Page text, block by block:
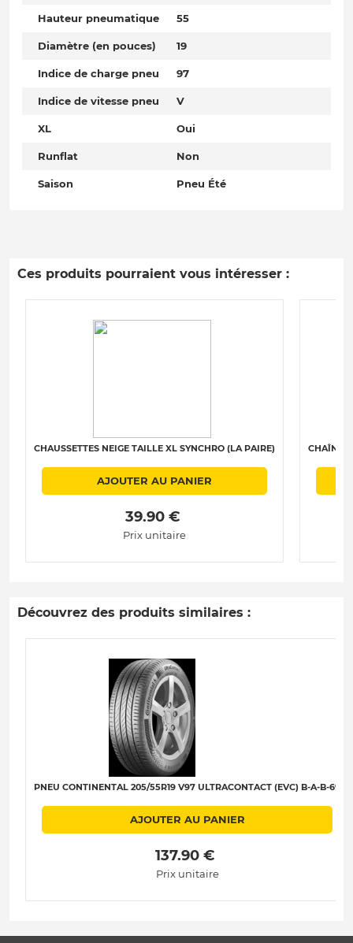
Hauteur pneumatique 55
Diamètre (en pouces) 19
Indice de charge pneu 97
Indice de vitesse pneu V
XL Oui
Runflat Non
Saison Pneu Été
Ces produits pourraient vous intéresser :
CHAUSSETTES NEIGE TAILLE XL SYNCHRO (LA PAIRE)
AJOUTER AU PANIER
39.90 €
Prix unitaire
CHAÎNES
Découvrez des produits similaires :
PNEU CONTINENTAL 205/55R19 V97 ULTRACONTACT (EVC) B-A-B-69
AJOUTER AU PANIER
137.90 €
Prix unitaire